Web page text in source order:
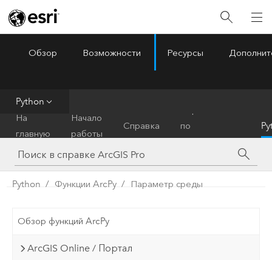
ArcGIS Pro
Обзор Возможности Ресурсы
Python
На
главную
Начало
работы
Справка
по
инструментам
Python Функции ArcPy Параметр среды
Обзор функций ArcPy
ArcGIS Online / Портал